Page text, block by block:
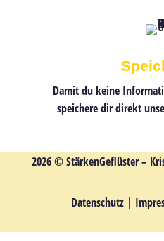
Damit du keine
speichere dir direkt
2026 © StärkenGeflüster –
Datenschutz |